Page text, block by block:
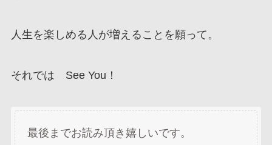
人生を楽しめる人が増えることを願って。
それでは See You！
最後までお読み頂き嬉しいです。